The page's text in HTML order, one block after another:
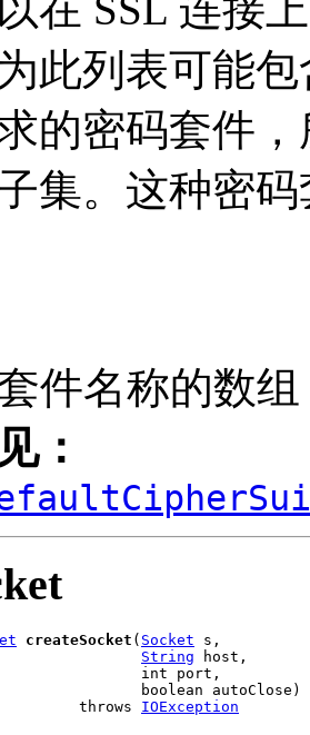
此列表可能
的密码套件
集。这种密
件名称的数组
：
createSocket ( Socket s,
String host,
int port,
boolean autoClose)
throws
IOException